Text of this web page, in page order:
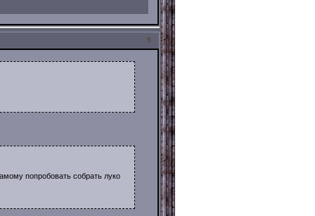
5
попробовать собрать луко